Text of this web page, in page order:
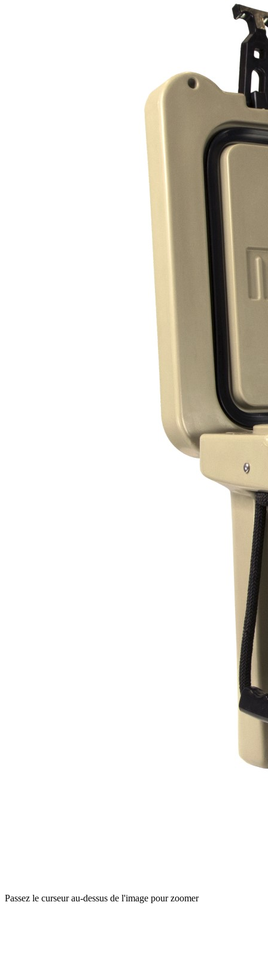
Passez le curseur au-dessus de l'image pour zoomer